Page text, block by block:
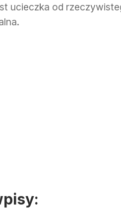
ucieczka od